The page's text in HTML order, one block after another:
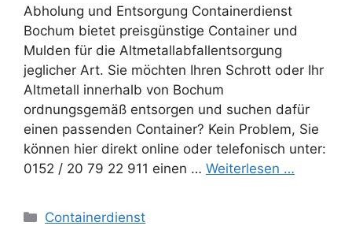
Abholung und Entsorgung Containerdienst
Bochum bietet preisgünstige Container und
Mulden für die Altmetallabfallentsorgung
jeglicher Art. Sie möchten Ihren Schrott oder Ihr
Altmetall innerhalb von Bochum
ordnungsgemäß entsorgen und suchen dafür
einen passenden Container? Kein Problem, Sie
können hier direkt online oder telefonisch unter:
0152 / 20 79 22 911 einen … Weiterlesen …
Kategorien
Containerdienst